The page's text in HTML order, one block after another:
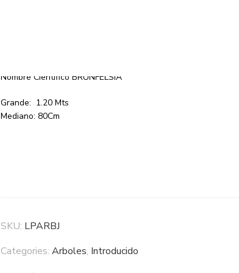
Nombre Cientifico BRUNFELSIA
Grande: 1.20 Mts
Mediano: 80Cm
SKU: LPARBJ
Categories:Arboles, Introducido